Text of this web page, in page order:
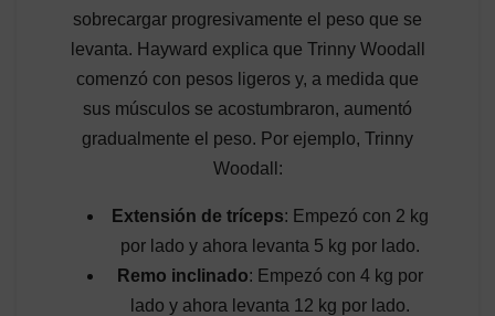
sobrecargar progresivamente el peso que se
levanta. Hayward explica que Trinny Woodall
comenzó con pesos ligeros y, a medida que
sus músculos se acostumbraron, aumentó
gradualmente el peso. Por ejemplo, Trinny
Woodall:
Extensión de tríceps: Empezó con 2 kg
por lado y ahora levanta 5 kg por lado.
Remo inclinado: Empezó con 4 kg por
lado y ahora levanta 12 kg por lado.